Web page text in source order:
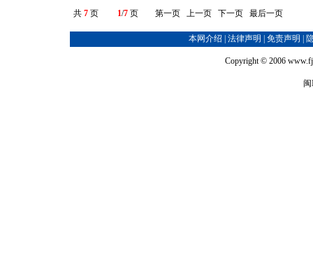
共 7 页 1/7 页 第一页 上一页 下一页 最后一页
本网介绍 法律声明 免责声明
Copyright © 2006
闽